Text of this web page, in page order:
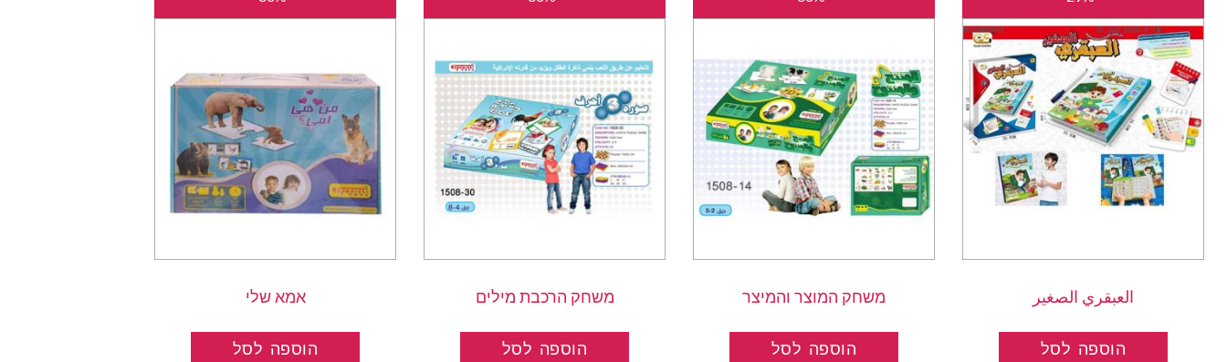
العبقري الصغير
הוספה לסל
היה:
₪70.00.
הוא:
₪50.00.
משחק המוצר והמיצר
הוספה לסל
היה:
הוא:
משחק הרכבת מילים
הוספה לסל
היה:
הוא:
אמא שלי
הוספה לסל
היה:
הוא: